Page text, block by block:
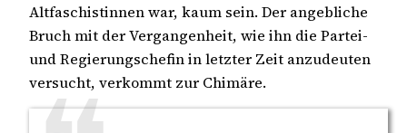
Altfaschistinnen war, kaum sein. Der angebliche
Bruch mit der Vergangenheit, wie ihn die Partei-
und Regierungschefin in letzter Zeit anzudeuten
versucht, verkommt zur Chimäre.